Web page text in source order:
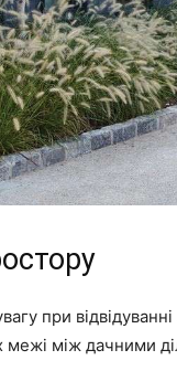
при
межі між дачними